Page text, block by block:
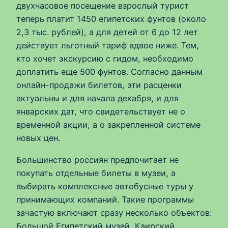
двухчасовое посещение взрослый турист
теперь платит 1450 египетских фунтов (около
2,3 тыс. рублей), а для детей от 6 до 12 лет
действует льготный тариф вдвое ниже. Тем,
кто хочет экскурсию с гидом, необходимо
доплатить еще 500 фунтов. Согласно данным
онлайн-продажи билетов, эти расценки
актуальны и для начала декабря, и для
январских дат, что свидетельствует не о
временной акции, а о закрепленной системе
новых цен.
Большинство россиян предпочитает не
покупать отдельные билеты в музеи, а
выбирать комплексные автобусные туры у
принимающих компаний. Такие программы
зачастую включают сразу несколько объектов:
Большой Египетский музей, Каирский